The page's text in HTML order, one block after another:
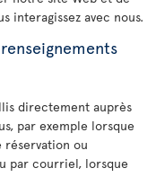
interagissez avec nous.
directement auprès
par exemple lorsque
réservation ou
par courriel, lorsque